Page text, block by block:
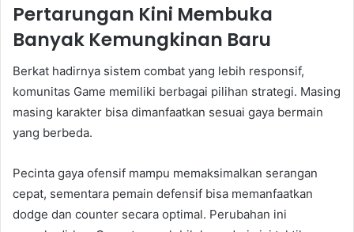
Pertarungan Kini Membuka
Banyak Kemungkinan Baru
Berkat hadirnya sistem combat yang lebih responsif,
komunitas Game memiliki berbagai pilihan strategi. Masing
masing karakter bisa dimanfaatkan sesuai gaya bermain
yang berbeda.
Pecinta gaya ofensif mampu memaksimalkan serangan
cepat, sementara pemain defensif bisa memanfaatkan
dodge dan counter secara optimal. Perubahan ini